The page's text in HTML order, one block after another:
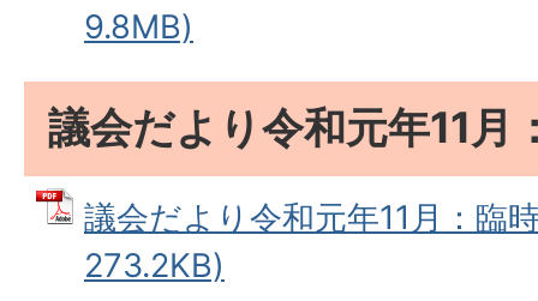
9.8MB)
議会だより令和元年11月
議会だより令和元年11月：臨
273.2KB)